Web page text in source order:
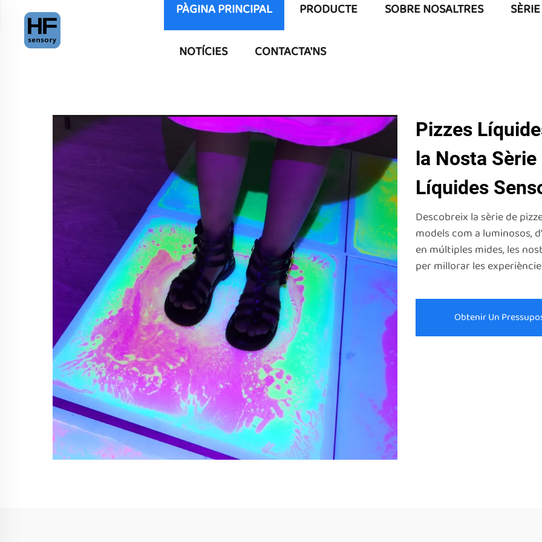
PÀGINA PRINCIPAL PRODUCTE SOBRE NOSALTRES
NOTÍCIES CONTACTA'NS
Pizzes
la Nosta
Líquides
Descobreix la sèrie de
models com a luminosos,
en múltiples mides, les
per millorar les
Obtenir Un